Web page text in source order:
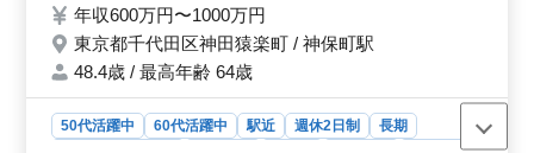
なっています。さらに土日祝や有給休暇も充実してお
り、メリハリのある働き方ができます。
ております！
年収600万円〜1000万円
東京都千代田区神田猿楽町 / 神保町駅
48.4歳 / 最高年齢 64歳
50代活躍中 60代活躍中 駅近 週休2日制
長期